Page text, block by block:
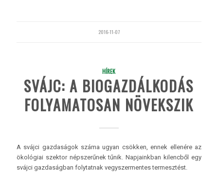
2016-11-07
HÍREK
SVÁJC: A BIOGAZDÁLKODÁS
FOLYAMATOSAN NÖVEKSZIK
A svájci gazdaságok száma ugyan csökken, ennek ellenére az
ökológiai szektor népszerűnek tűnik. Napjainkban kilencből egy
svájci gazdaságban folytatnak vegyszermentes termesztést.